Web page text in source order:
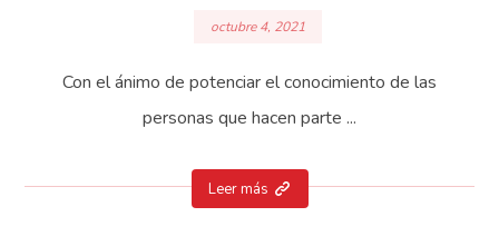
octubre 4, 2021
Con el ánimo de potenciar el conocimiento de las
personas que hacen parte ...
Leer más